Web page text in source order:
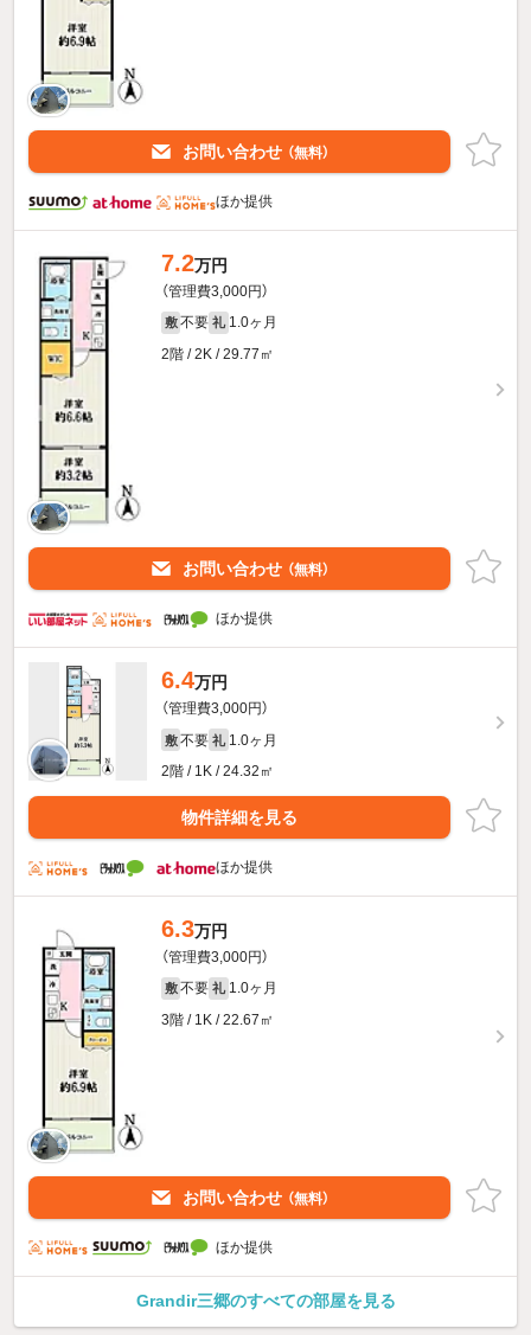
お問い合わせ （無料）
ほか提供
7.2万円
（管理費3,000円）
敷 不要 礼 1.0ヶ月
2階 / 2K / 29.77㎡
お問い合わせ （無料）
ほか提供
6.4万円
（管理費3,000円）
敷 不要 礼 1.0ヶ月
2階 / 1K / 24.32㎡
物件詳細を見る
ほか提供
6.3万円
（管理費3,000円）
敷 不要 礼 1.0ヶ月
3階 / 1K / 22.67㎡
お問い合わせ （無料）
ほか提供
Grandir三郷のすべての部屋を見る